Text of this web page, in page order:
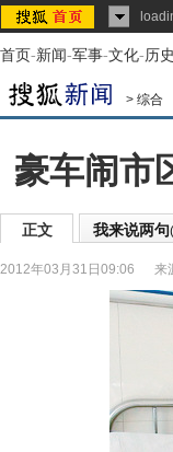
首页-新闻-军事-文化-历史
> 综合
豪车闹市
正文 我来说两句(
2012年03月31日09:06 来